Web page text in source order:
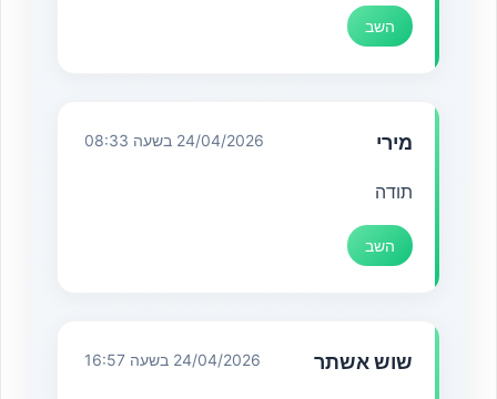
השב
מירי 24/04/2026 בשעה 08:33
תודה
השב
שוש אשתר 24/04/2026 בשעה 16:57